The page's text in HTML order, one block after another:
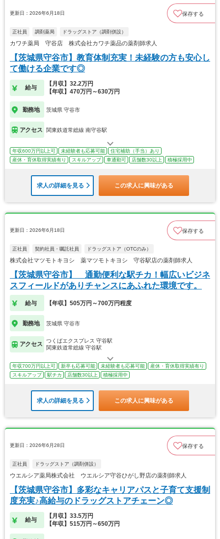
更新日：2026年6月18日 保存する
正社員 調剤薬局 ドラッグストア（調剤併設）
カワチ薬局 守谷店 株式会社カワチ薬品の薬剤師求人
【茨城県守谷市】教育体制充実！未経験の方も安心し
て働ける企業です◎
給与
【月収】32.2万円
【年収】470万円～630万円
勤務地 茨城県 守谷市
アクセス 関東鉄道常総線 南守谷駅
年収600万円以上可 未経験者も応募可能
住宅補助（手当）あり
産休・育休取得実績有り
スキルアップ 車通勤可 店舗数30以上 積極採用中
求人の詳細を見る この求人に興味がある
更新日：2026年6月18日 保存する
正社員 契約社員・嘱託社員 ドラッグストア（OTCのみ）
株式会社マツモトキヨシ 薬マツモトキヨシ 守谷駅店の薬剤師求人
【茨城県守谷市】 通勤便利な駅チカ！幅広いビジネ
スフィールドがありチャンスにあふれた環境です。
給与 【年収】505万円～700万円程度
勤務地 茨城県 守谷市
アクセス
つくばエクスプレス 守谷駅
関東鉄道常総線 守谷駅
年収700万円以上可 新卒も応募可能 未経験者も応募可能
産休・育休取得実績有り
スキルアップ
駅チカ 店舗数30以上 積極採用中
求人の詳細を見る この求人に興味がある
更新日：2026年6月28日 保存する
正社員 ドラッグストア（調剤併設）
ウエルシア薬局株式会社 ウエルシア守谷ひがし野店の薬剤師求人
【茨城県守谷市】多彩なキャリアパスと子育て支援制
度充実♪高給与のドラッグストアチェーン◎
給与
【月収】33.5万円
【年収】515万円～650万円